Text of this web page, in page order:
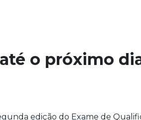
o próximo
edição do Exame de